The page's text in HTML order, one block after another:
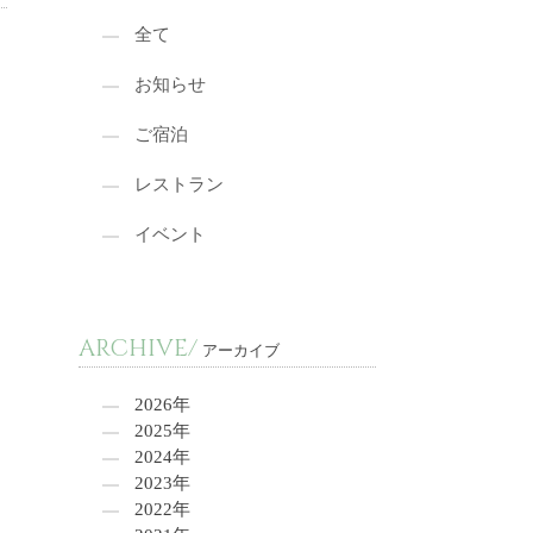
全て
お知らせ
ご宿泊
レストラン
イベント
ARCHIVE/ アーカイブ
2026年
2025年
2024年
2023年
2022年